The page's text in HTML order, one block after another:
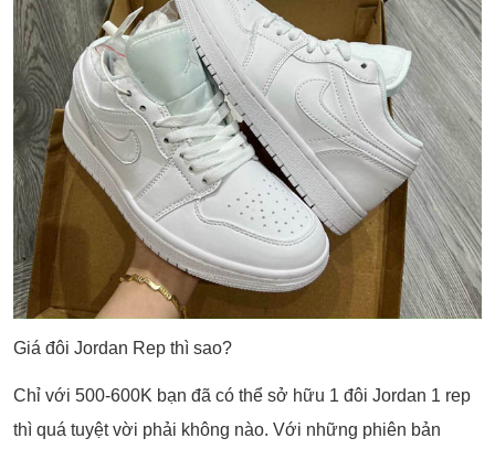
Giá đôi Jordan Rep thì sao?
Chỉ với 500-600K bạn đã có thể sở hữu 1 đôi Jordan 1 rep
thì quá tuyệt vời phải không nào. Với những phiên bản